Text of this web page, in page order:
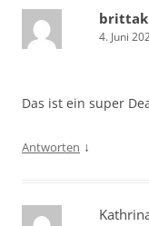
brittak
4. Juni
Das ist ein super
Antworten ↓